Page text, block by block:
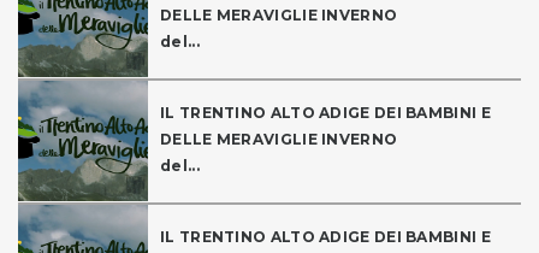
DELLE MERAVIGLIE INVERNO
del...
IL TRENTINO ALTO ADIGE DEI BAMBINI E
DELLE MERAVIGLIE INVERNO
del...
IL TRENTINO ALTO ADIGE DEI BAMBINI E